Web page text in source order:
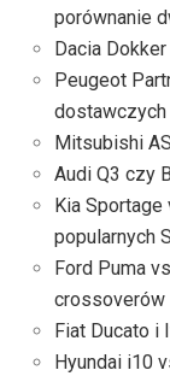
porównanie
Dacia
Peugeot
dostawczych
Mitsubishi
Audi Q3 czy
Kia Sportage
popularnych
Ford Puma
crossoverów
Fiat Ducato i
Hyundai i10